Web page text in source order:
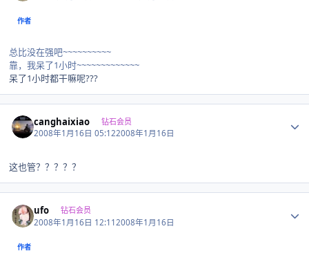
作者
总比没在强吧~~~~~~~~~~
靠，我呆了1小时~~~~~~~~~~~~~
呆了1小时都干嘛呢???
canghaixiao 钻石会员
2008年1月16日 05:122008年1月16日
这也管？？？？？
ufo 钻石会员
2008年1月16日 12:112008年1月16日
作者